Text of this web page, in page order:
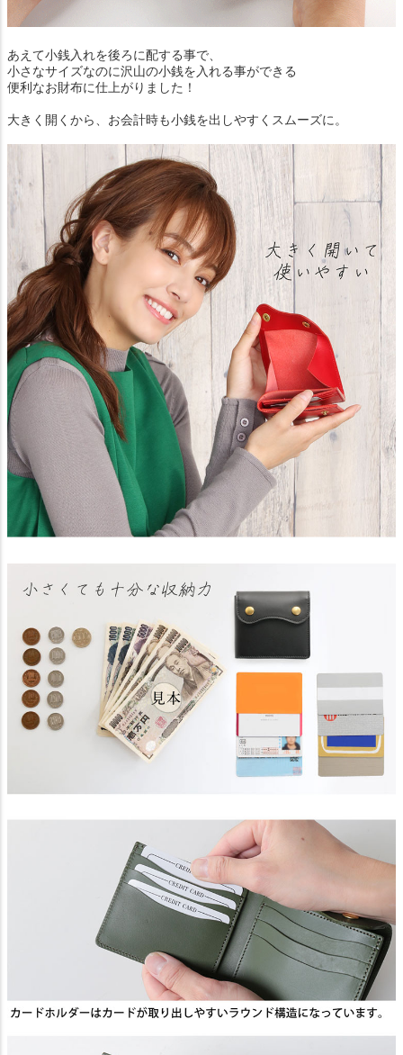
あえて小銭入れを後ろに配する事で、
小さなサイズなのに沢山の小銭を入れる事ができる
便利なお財布に仕上がりました！
大きく開くから、お会計時も小銭を出しやすくスムーズに。